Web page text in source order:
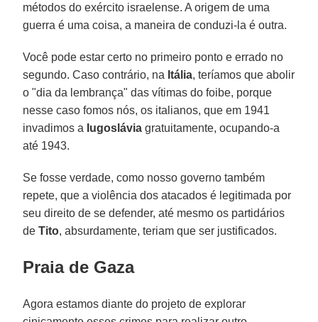
métodos do exército israelense. A origem de uma
guerra é uma coisa, a maneira de conduzi-la é outra.
Você pode estar certo no primeiro ponto e errado no
segundo. Caso contrário, na Itália, teríamos que abolir
o "dia da lembrança" das vítimas do foibe, porque
nesse caso fomos nós, os italianos, que em 1941
invadimos a Iugoslávia gratuitamente, ocupando-a
até 1943.
Se fosse verdade, como nosso governo também
repete, que a violência dos atacados é legitimada por
seu direito de se defender, até mesmo os partidários
deTito, absurdamente, teriam que ser justificados.
Praia de Gaza
Agora estamos diante do projeto de explorar